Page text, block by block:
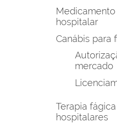
Medicamento
hospitalar
Canábis para
mercado
Terapia
hospitalares